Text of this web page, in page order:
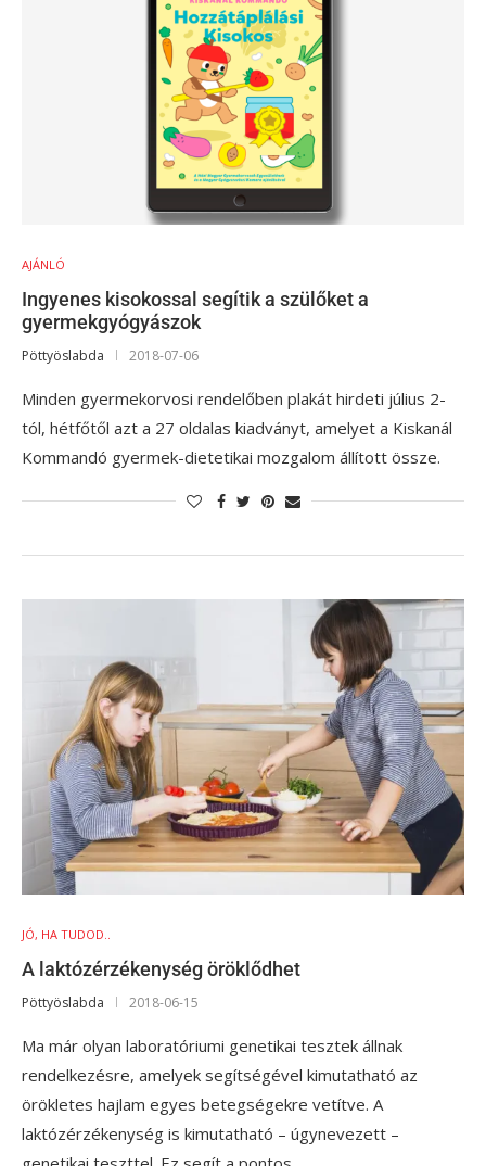
AJÁNLÓ
Ingyenes kisokossal segítik a szülőket a
gyermekgyógyászok
Pöttyöslabda 2018-07-06
Minden gyermekorvosi rendelőben plakát hirdeti július 2-
tól, hétfőtől azt a 27 oldalas kiadványt, amelyet a Kiskanál
Kommandó gyermek-dietetikai mozgalom állított össze.
JÓ, HA TUDOD..
A laktózérzékenység öröklődhet
Pöttyöslabda 2018-06-15
Ma már olyan laboratóriumi genetikai tesztek állnak
rendelkezésre, amelyek segítségével kimutatható az
örökletes hajlam egyes betegségekre vetítve. A
laktózérzékenység is kimutatható – úgynevezett –